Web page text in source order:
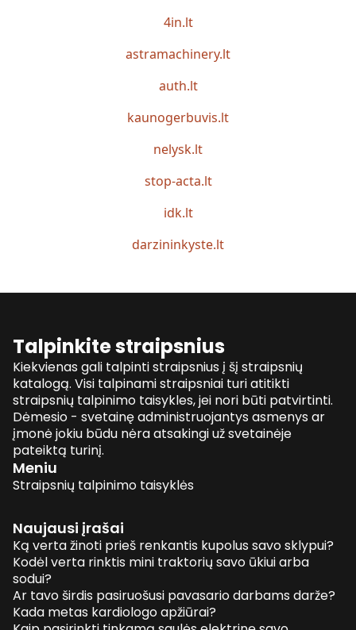
4in.lt
astramachinery.lt
auth.lt
kaunogerbuvis.lt
nelysk.lt
stop-acta.lt
idk.lt
darzininkyste.lt
Talpinkite straipsnius
Kiekvienas gali talpinti straipsnius į šį straipsnių
katalogą. Visi talpinami straipsniai turi atitikti
straipsnių talpinimo taisykles, jei nori būti patvirtinti.
Dėmesio - svetainę administruojantys asmenys ar
įmonė jokiu būdu nėra atsakingi už svetainėje
pateiktą turinį.
Meniu
Straipsnių talpinimo taisyklės
Naujausi įrašai
Ką verta žinoti prieš renkantis kupolus savo sklypui?
Kodėl verta rinktis mini traktorių savo ūkiui arba
sodui?
Ar tavo širdis pasiruošusi pavasario darbams darže?
Kada metas kardiologo apžiūrai?